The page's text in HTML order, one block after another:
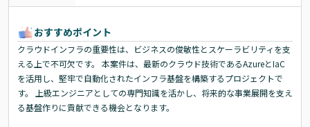
おすすめポイント
クラウドインフラの重要性は、ビジネスの俊敏性とスケーラビリティを支
える上で不可欠です。 本案件は、最新のクラウド技術であるAzureとIaC
を活用し、堅牢で自動化されたインフラ基盤を構築するプロジェクトで
す。 上級エンジニアとしての専門知識を活かし、将来的な事業展開を支え
る基盤作りに貢献できる機会となります。